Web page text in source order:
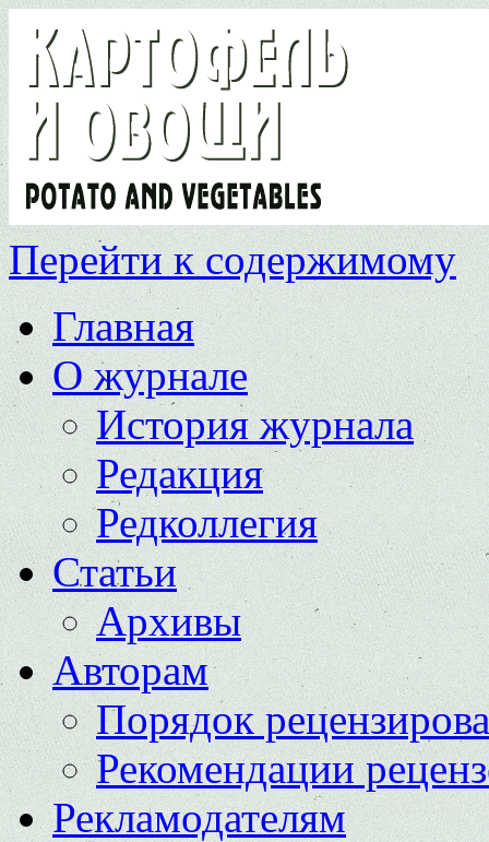
Перейти к содержимому
Главная
О журнале
История журнала
Редакция
Редколлегия
Статьи
Архивы
Авторам
Порядок
Рекомендации
Рекламодателям